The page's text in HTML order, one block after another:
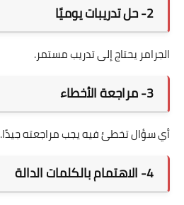
2- حل تدريبات يوميًا
الجرامر يحتاج إلى تدريب مستمر.
3- مراجعة الأخطاء
أي سؤال تخطئ فيه يجب مراجعته جيدًا.
4- الاهتمام بالكلمات الدالة